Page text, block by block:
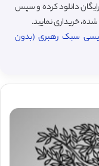
دانلود کرده و سپس
خریداری نمایید.
سبک رهبری (بدون